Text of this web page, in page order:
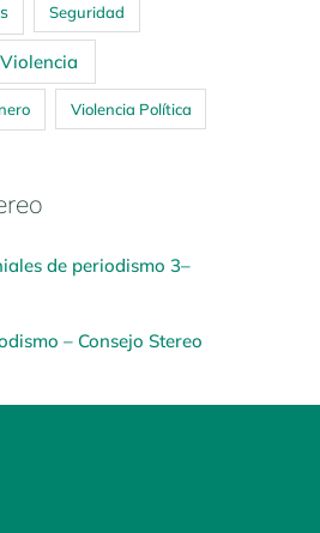
Seguridad
Violencia
Violencia Política
de periodismo 3–
– Consejo Stereo